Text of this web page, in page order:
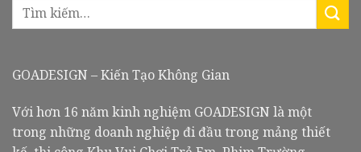
GOADESIGN – Kiến Tạo Không Gian
Với hơn 16 năm kinh nghiệm GOADESIGN là một
trong những doanh nghiệp đi đầu trong mảng thiết